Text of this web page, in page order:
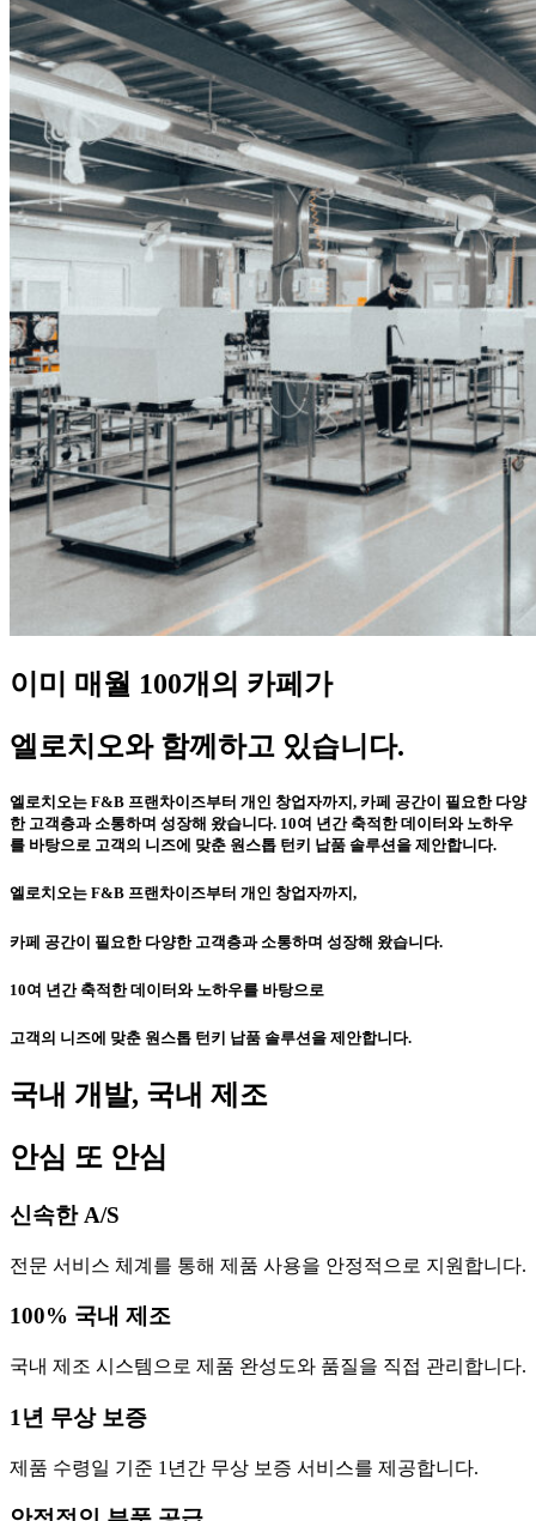
이미 매월 100개의 카페가
엘로치오와 함께하고 있습니다.
엘로치오는 F&B 프랜차이즈부터 개인 창업자까지, 카페 공간이 필요한 다양
한 고객층과 소통하며 성장해 왔습니다. 10여 년간 축적한 데이터와 노하우
를 바탕으로​ 고객의 니즈에 맞춘 원스톱 턴키 납품 솔루션을 제안합니다.
엘로치오는 F&B 프랜차이즈부터 개인 창업자까지,
카페 공간이 필요한 다양한 고객층과 소통하며 성장해 왔습니다.
10여 년간 축적한 데이터와 노하우를 바탕으로
고객의 니즈에 맞춘 원스톱 턴키 납품 솔루션을 제안합니다.
국내 개발, 국내 제조
안심 또 안심
신속한 A/S
전문 서비스 체계를 통해 제품 사용을 안정적으로 지원합니다.
100% 국내 제조
국내 제조 시스템으로 제품 완성도와 품질을 직접 관리합니다.
1년 무상 보증
제품 수령일 기준 1년간 무상 보증 서비스를 제공합니다.